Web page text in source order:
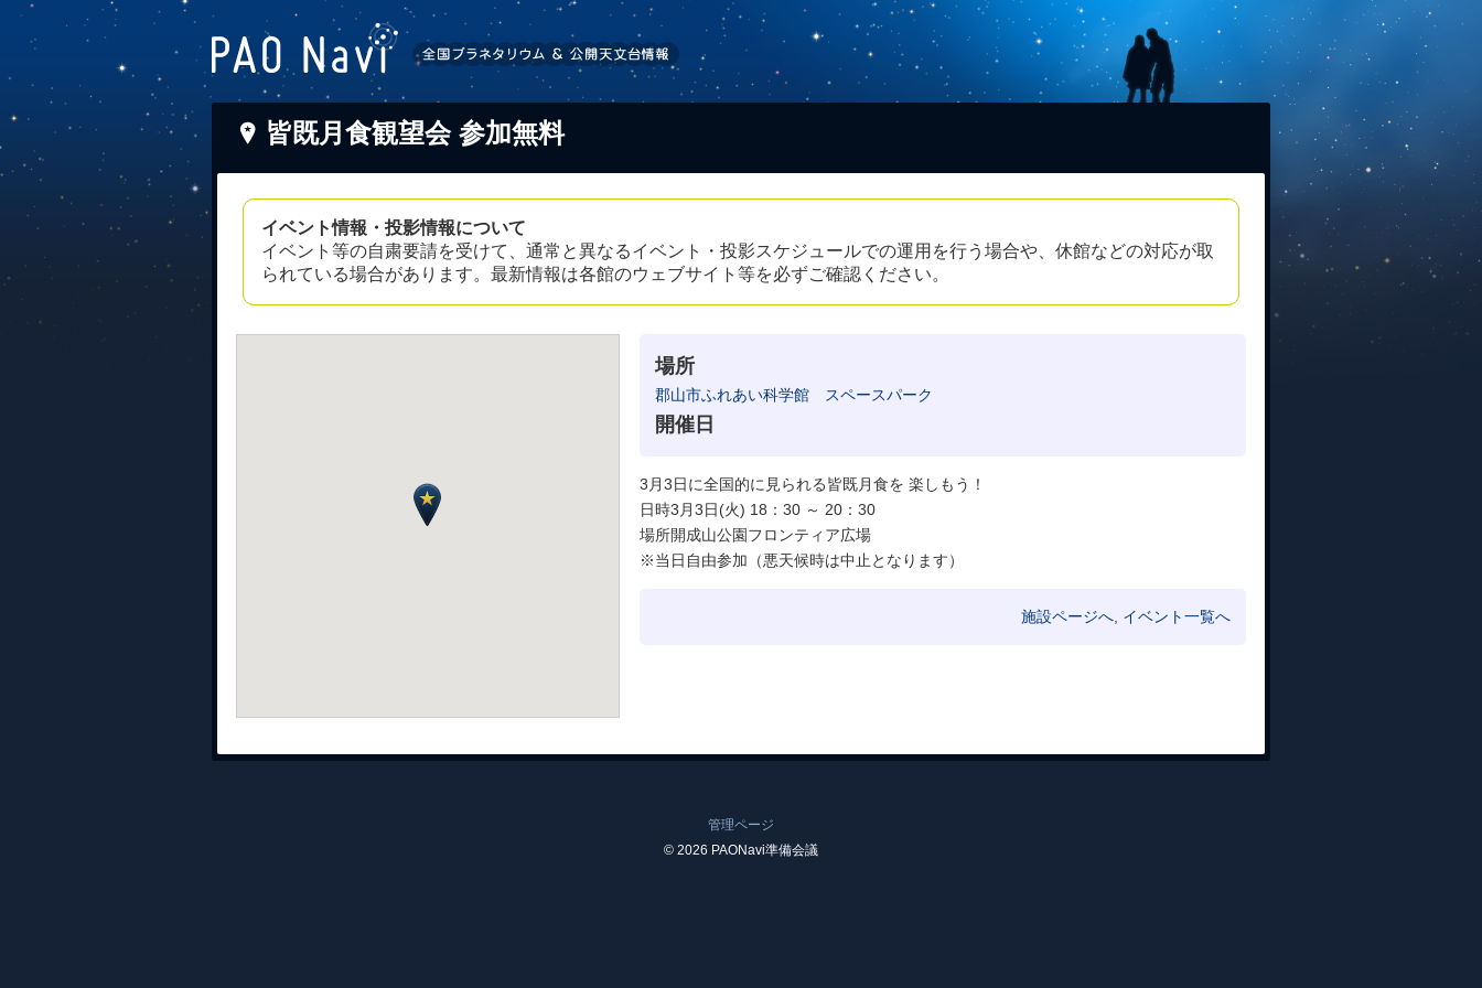
皆既月食観望会 参加無料
イベント情報・投影情報について
イベント等の自粛要請を受けて、通常と異なるイベント・投影スケジュールでの運用を行う場合や、休館などの対応が取
られている場合があります。最新情報は各館のウェブサイト等を必ずご確認ください。
場所
郡山市ふれあい科学館 スペースパーク
開催日
3月3日に全国的に見られる皆既月食を 楽しもう！
日時3月3日(火) 18：30 ～ 20：30
場所開成山公園フロンティア広場
※当日自由参加（悪天候時は中止となります）
施設ページへ イベント一覧へ
管理ページ
© 2026 PAONavi準備会議